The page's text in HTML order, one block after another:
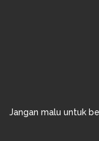
Jangan malu untuk